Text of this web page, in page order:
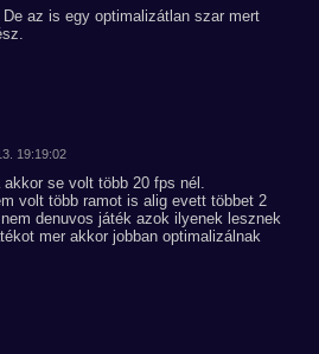
az is egy optimalizátlan szar mert
19:19:02
se volt több 20 fps nél.
volt több ramot is alig evett többet 2
denuvos játék azok ilyenek lesznek
mer akkor jobban optimalizálnak